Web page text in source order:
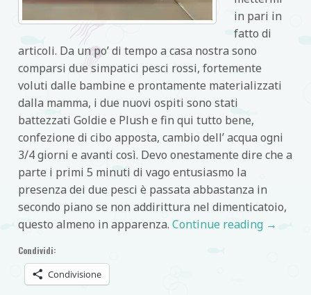
in pari in
fatto di
articoli. Da un po’ di tempo a casa nostra sono
comparsi due simpatici pesci rossi, fortemente
voluti dalle bambine e prontamente materializzati
dalla mamma, i due nuovi ospiti sono stati
battezzati Goldie e Plush e fin qui tutto bene,
confezione di cibo apposta, cambio dell’ acqua ogni
3/4 giorni e avanti così. Devo onestamente dire che a
parte i primi 5 minuti di vago entusiasmo la
presenza dei due pesci è passata abbastanza in
secondo piano se non addirittura nel dimenticatoio,
questo almeno in apparenza. Continue reading →
Condividi:
Condivisione